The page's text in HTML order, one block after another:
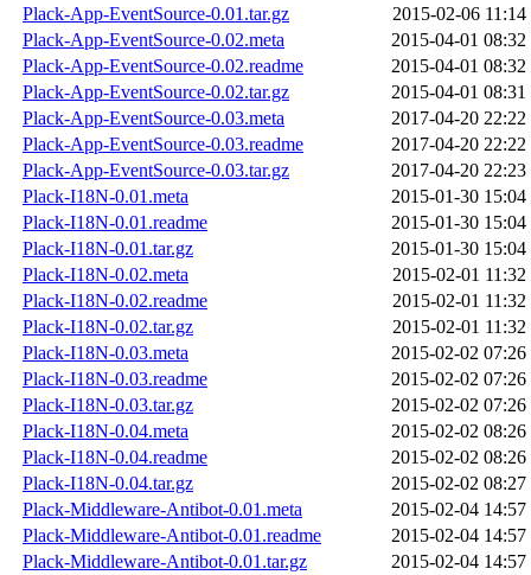
Plack-App-EventSource-0.01.tar.gz
2015-02-06 11:14
Plack-App-EventSource-0.02.meta
2015-04-01 08:32
Plack-App-EventSource-0.02.readme
2015-04-01 08:32
Plack-App-EventSource-0.02.tar.gz
2015-04-01 08:31
Plack-App-EventSource-0.03.meta
2017-04-20 22:22
Plack-App-EventSource-0.03.readme
2017-04-20 22:22
Plack-App-EventSource-0.03.tar.gz
2017-04-20 22:23
Plack-I18N-0.01.meta
2015-01-30 15:04
Plack-I18N-0.01.readme
2015-01-30 15:04
Plack-I18N-0.01.tar.gz
2015-01-30 15:04
Plack-I18N-0.02.meta
2015-02-01 11:32
Plack-I18N-0.02.readme
2015-02-01 11:32
Plack-I18N-0.02.tar.gz
2015-02-01 11:32
Plack-I18N-0.03.meta
2015-02-02 07:26
Plack-I18N-0.03.readme
2015-02-02 07:26
Plack-I18N-0.03.tar.gz
2015-02-02 07:26
Plack-I18N-0.04.meta
2015-02-02 08:26
Plack-I18N-0.04.readme
2015-02-02 08:26
Plack-I18N-0.04.tar.gz
2015-02-02 08:27
Plack-Middleware-Antibot-0.01.meta
2015-02-04 14:57
Plack-Middleware-Antibot-0.01.readme
2015-02-04 14:57
Plack-Middleware-Antibot-0.01.tar.gz
2015-02-04 14:57